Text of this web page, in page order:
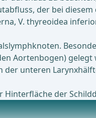
der bei
V. thyreoidea
Aortenbogen)
unteren
der